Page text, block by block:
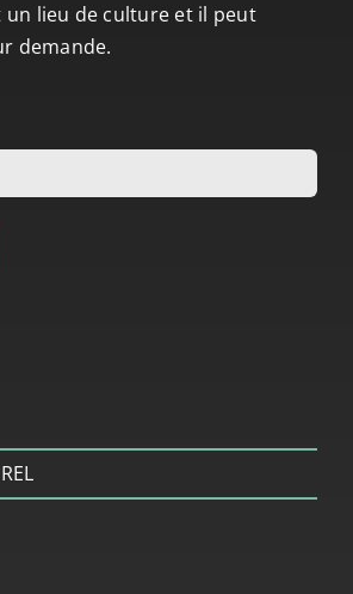
un lieu de culture et il peut
demande.